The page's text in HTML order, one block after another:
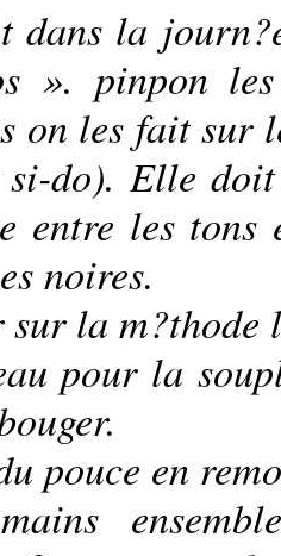
dans la
». pinpon
on les fait sur
si-do). Elle
entre les
noires.
sur la m?thode
pour la
pouce en